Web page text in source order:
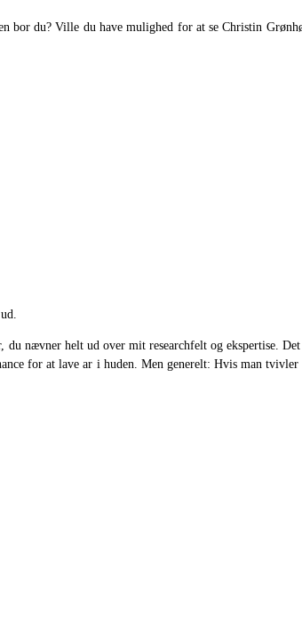
du? Ville du have mulighed for at se Christin
nævner helt ud over mit researchfelt og ekspertise.
for at lave ar i huden. Men generelt: Hvis man